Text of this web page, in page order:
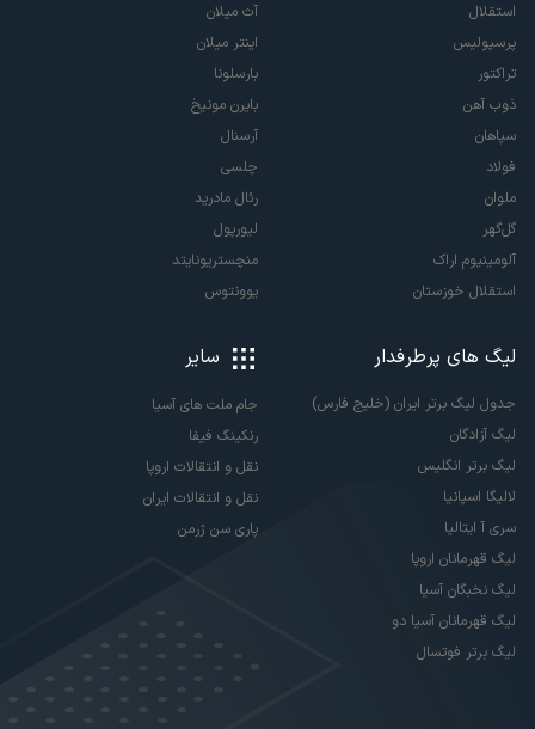
استقلال
پرسپولیس
تراکتور
ذوب آهن
سپاهان
فولاد
ملوان
گل‌گهر
آلومینیوم اراک
استقلال خوزستان
آث میلان
اینتر میلان
بارسلونا
بایرن مونیخ
آرسنال
چلسی
رئال مادرید
لیورپول
منچستریونایتد
یوونتوس
لیگ های پرطرفدار
جدول لیگ برتر ایران (خلیج فارس)
لیگ آزادگان
لیگ برتر انگلیس
لالیگا اسپانیا
سری آ ایتالیا
لیگ قهرمانان اروپا
لیگ نخبگان آسیا
لیگ قهرمانان آسیا دو
لیگ برتر فوتسال
سایر
جام ملت های آسیا
رنکینگ فیفا
نقل و انتقالات اروپا
نقل و انتقالات ایران
پاری سن ژرمن